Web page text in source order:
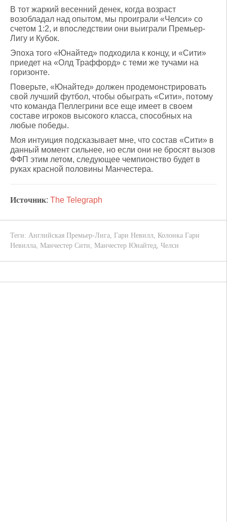
В тот жаркий весенний денек, когда возраст
возобладал над опытом, мы проиграли «Челси» со
счетом 1:2, и впоследствии они выиграли Премьер-
Лигу и Кубок.
Эпоха того «Юнайтед» подходила к концу, и «Сити»
приедет на «Олд Траффорд» с теми же тучами на
горизонте.
Поверьте, «Юнайтед» должен продемонстрировать
свой лучший футбол, чтобы обыграть «Сити», потому
что команда Пеллегрини все еще имеет в своем
составе игроков высокого класса, способных на
любые победы.
Моя интуиция подсказывает мне, что состав «Сити» в
данный момент сильнее, но если они не бросят вызов
ФФП этим летом, следующее чемпионство будет в
руках красной половины Манчестера.
Источник: The Telegraph
Теги: Английская Премьер-Лига, Гари Невилл, Колонка Гари
Невилла, Манчестер Сити, Манчестер Юнайтед, Челси